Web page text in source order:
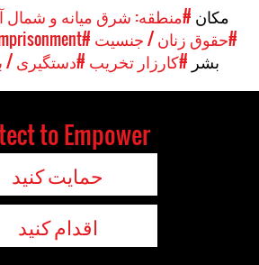
مکان #منطقه: شرق میانه و شمال
#حقوق زنان / جنسیت #Imprisonment
بشر #کارزار تخریب #دستگیری
to Empower
حمایت کنید
اقدام کنید